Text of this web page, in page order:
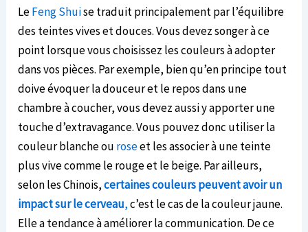
LeFeng Shuise traduit principalement par l’équilibre
des teintes vives et douces. Vous devez songer à ce
point lorsque vous choisissez les couleurs à adopter
dans vos pièces. Par exemple, bien qu’en principe tout
doive évoquer la douceur et le repos dans une
chambre à coucher, vous devez aussi y apporter une
touche d’extravagance. Vous pouvez donc utiliser la
couleur blanche ou roseet les associer à une teinte
plus vive comme le rouge et le beige. Par ailleurs,
selon les Chinois,certaines couleurs peuvent avoir un
impact sur le cerveau,c’est le cas de la couleur jaune.
Elle a tendance à améliorer la communication. De ce